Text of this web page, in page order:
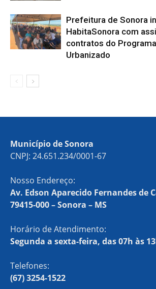
Prefeitura de Sonora
HabitaSonora com
contratos do
Urbanizado
Município de Sonora
CNPJ: 24.651.234/0001-67
Nosso Endereço:
Av. Edson Aparecido Fernandes de
79415-000 – Sonora – MS
Horário de Atendimento:
Segunda a sexta-feira, das 07h às
Telefones:
(67) 3254-1522